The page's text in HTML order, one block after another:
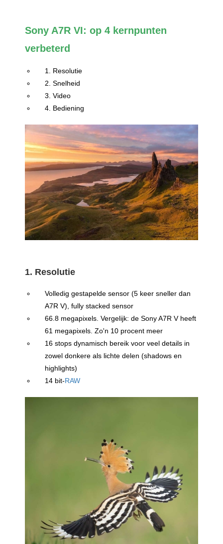
Sony A7R VI: op 4 kernpunten
verbeterd
1. Resolutie
2. Snelheid
3. Video
4. Bediening
1. Resolutie
Volledig gestapelde sensor (5 keer sneller dan
A7R V), fully stacked sensor
66.8 megapixels. Vergelijk: de Sony A7R V heeft
61 megapixels. Zo'n 10 procent meer
16 stops dynamisch bereik voor veel details in
zowel donkere als lichte delen (shadows en
highlights)
14 bit-RAW